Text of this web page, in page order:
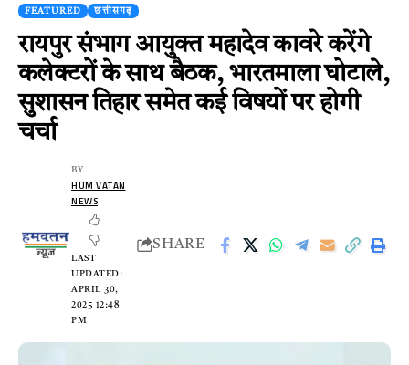
FEATURED छत्तीसगढ़
रायपुर संभाग आयुक्त महादेव कावरे करेंगे
कलेक्टरों के साथ बैठक, भारतमाला घोटाले,
सुशासन तिहार समेत कई विषयों पर होगी
चर्चा
LAST
UPDATED:
APRIL 30,
2025 12:48
PM
BY
HUM VATAN
NEWS
SHARE